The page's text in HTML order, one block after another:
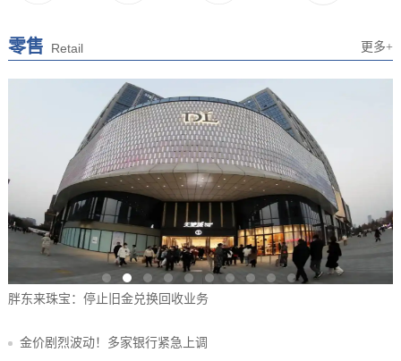
零售 Retail 更多+
金价回升！黄金首饰再次热卖！
金价剧烈波动！多家银行紧急上调